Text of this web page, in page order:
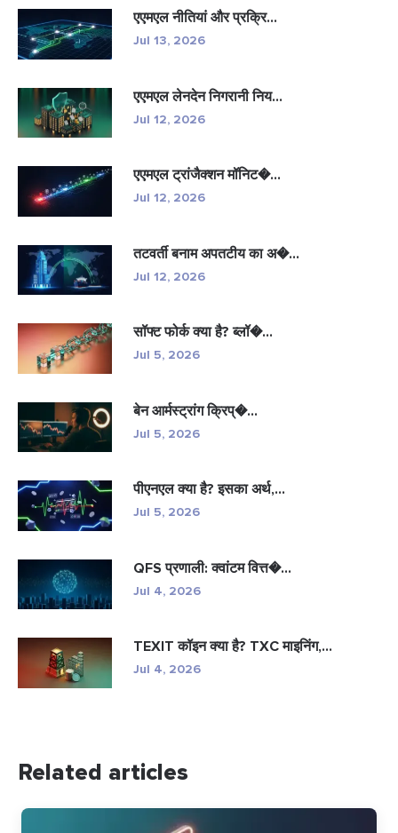
एएमएल नीतियां और प्रक्रि...
Jul 13, 2026
एएमएल लेनदेन निगरानी निय...
Jul 12, 2026
एएमएल ट्रांजैक्शन मॉनिट�...
Jul 12, 2026
तटवर्ती बनाम अपतटीय का अ�...
Jul 12, 2026
सॉफ्ट फोर्क क्या है? ब्लॉ�...
Jul 5, 2026
बेन आर्मस्ट्रांग क्रिप्�...
Jul 5, 2026
पीएनएल क्या है? इसका अर्थ,...
Jul 5, 2026
QFS प्रणाली: क्वांटम वित्त�...
Jul 4, 2026
TEXIT कॉइन क्या है? TXC माइनिंग,...
Jul 4, 2026
Related articles